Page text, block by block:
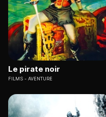
Le pirate noir
FILMS AVENTURE